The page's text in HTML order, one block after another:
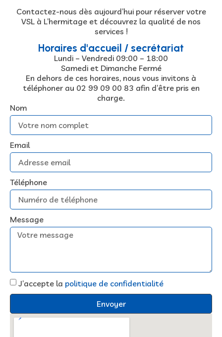
Contactez-nous dès aujourd’hui pour réserver votre
VSL à L’hermitage et découvrez la qualité de nos
services !
Horaires d'accueil / secrétariat
Lundi – Vendredi 09:00 – 18:00
Samedi et Dimanche Fermé
En dehors de ces horaires, nous vous invitons à
téléphoner au 02 99 09 00 83 afin d’être pris en
charge.
Nom
Email
Téléphone
Message
J’accepte la politique de confidentialité
Envoyer